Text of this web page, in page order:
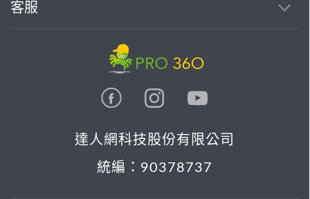
客服
達人網科技股份有限公司
統編：90378737